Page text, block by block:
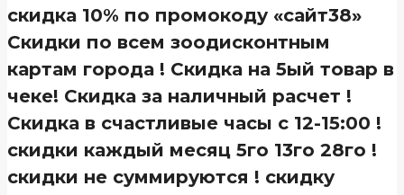
скидка 10% по промокоду «сайт38»
Скидки по всем зоодисконтным
картам города ! Скидка на 5ый товар в
чеке! Скидка за наличный расчет !
Скидка в счастливые часы с 12-15:00 !
скидки каждый месяц 5го 13го 28го !
скидки не суммируются ! скидку